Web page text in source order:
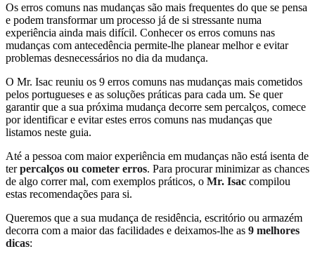
Os erros comuns nas mudanças são mais frequentes do que se pensa
e podem transformar um processo já de si stressante numa
experiência ainda mais difícil. Conhecer os erros comuns nas
mudanças com antecedência permite-lhe planear melhor e evitar
problemas desnecessários no dia da mudança.
O Mr. Isac reuniu os 9 erros comuns nas mudanças mais cometidos
pelos portugueses e as soluções práticas para cada um. Se quer
garantir que a sua próxima mudança decorre sem percalços, comece
por identificar e evitar estes erros comuns nas mudanças que
listamos neste guia.
Até a pessoa com maior experiência em mudanças não está isenta de
terpercalços ou cometer erros. Para procurar minimizar as chances
de algo correr mal, com exemplos práticos, o Mr. Isac compilou
estas recomendações para si.
Queremos que a sua mudança de residência, escritório ou armazém
decorra com a maior das facilidades e deixamos-lhe as 9 melhores
dicas: